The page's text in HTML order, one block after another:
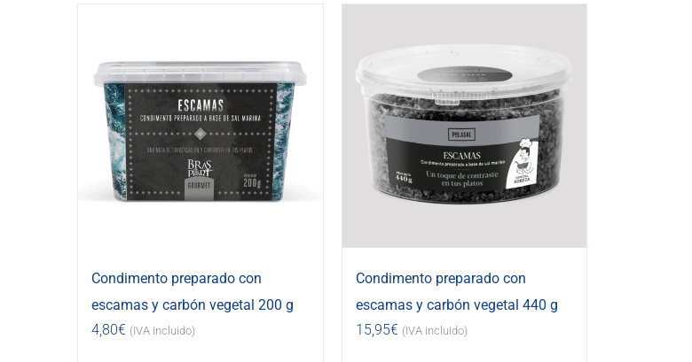
Condimento preparado con
escamas y carbón vegetal 200 g
4,80€ (IVA incluido)
Condimento preparado con
escamas y carbón vegetal 440 g
15,95€ (IVA incluido)